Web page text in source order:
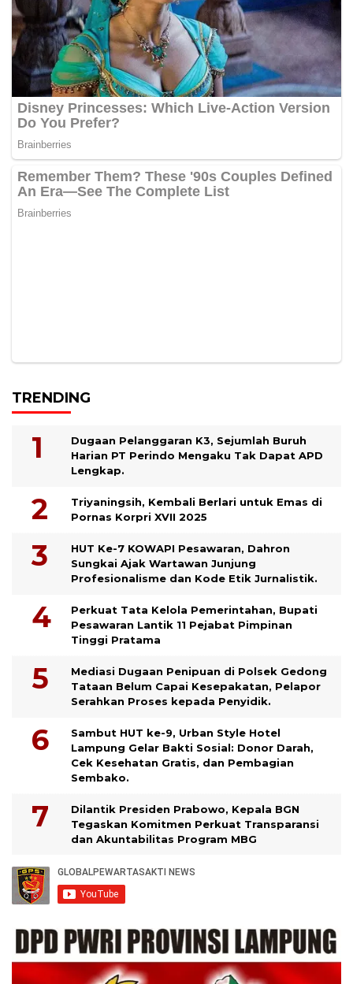
TRENDING
Dugaan Pelanggaran K3, Sejumlah Buruh
Harian PT Perindo Mengaku Tak Dapat APD
Lengkap.
Triyaningsih, Kembali Berlari untuk Emas di
Pornas Korpri XVII 2025
HUT Ke-7 KOWAPI Pesawaran, Dahron
Sungkai Ajak Wartawan Junjung
Profesionalisme dan Kode Etik Jurnalistik.
Perkuat Tata Kelola Pemerintahan, Bupati
Pesawaran Lantik 11 Pejabat Pimpinan
Tinggi Pratama
Mediasi Dugaan Penipuan di Polsek Gedong
Tataan Belum Capai Kesepakatan, Pelapor
Serahkan Proses kepada Penyidik.
Sambut HUT ke-9, Urban Style Hotel
Lampung Gelar Bakti Sosial: Donor Darah,
Cek Kesehatan Gratis, dan Pembagian
Sembako.
Dilantik Presiden Prabowo, Kepala BGN
Tegaskan Komitmen Perkuat Transparansi
dan Akuntabilitas Program MBG